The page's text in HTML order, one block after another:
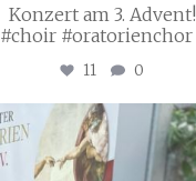
Konzert am 3. Advent!
#choir #oratorienchor
11 0
stuttgarter_oratorienchor
Juli 23